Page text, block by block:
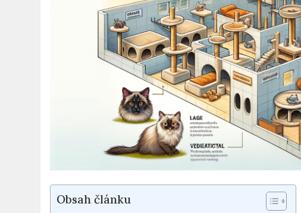
Obsah článku